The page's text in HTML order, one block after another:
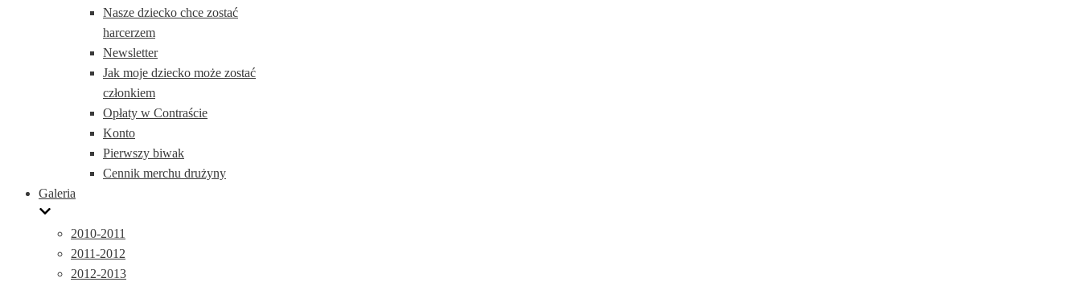
Nasze dziecko chce zostać
harcerzem
Newsletter
Jak moje dziecko może zostać
członkiem
Opłaty w Contraście
Konto
Pierwszy biwak
Cennik merchu drużyny
Galeria
2010-2011
2011-2012
2012-2013